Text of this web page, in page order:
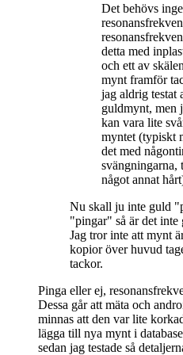
Det behövs
detta med
och ett av
mynt framför
jag aldrig testat
guldmynt, men
kan vara lite
myntet (typiskt
det med
svängningarna,
något annat
Nu skall ju inte guld
"pingar" så är det inte
Jag tror inte att mynt
kopior över huvud
tackor.
Pinga eller ej,
Dessa går att mäta och
minnas att den var lite
lägga till nya mynt i
sedan jag testade så